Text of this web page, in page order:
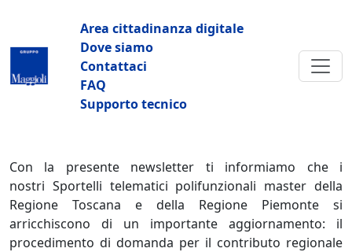
Navigazione principale
Area cittadinanza digitale
Dove siamo
Contattaci
FAQ
Supporto tecnico
Con la presente newsletter ti informiamo che i
nostri Sportelli telematici polifunzionali master della
Regione Toscana e della Regione Piemonte si
arricchiscono di un importante aggiornamento: il
procedimento di domanda per il contributo regionale